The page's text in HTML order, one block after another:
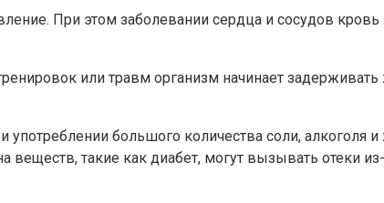
При этом заболевании сердца и сосудов кровь
или травм организм начинает
употреблении большого количества соли, алкоголя
такие как диабет, могут вызывать отеки